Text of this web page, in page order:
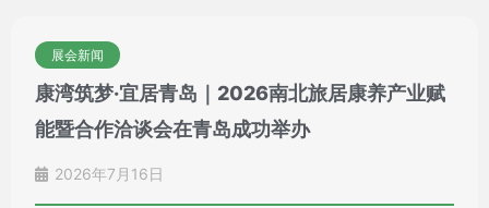
展会新闻
康湾筑梦·宜居青岛｜2026南北旅居康养产业赋
能暨合作洽谈会在青岛成功举办
2026年7月16日